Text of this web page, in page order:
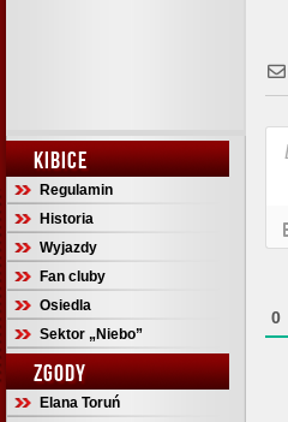
KIBICE
Regulamin
Historia
Wyjazdy
Fan cluby
Osiedla
Sektor „Niebo”
ZGODY
Elana Toruń
0